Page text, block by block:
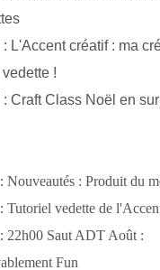
: L'Accent créatif : ma
!
: Craft Class Noël en
Nouveautés : Produit du
Tutoriel vedette de
22h00 Saut ADT Août :
Fun